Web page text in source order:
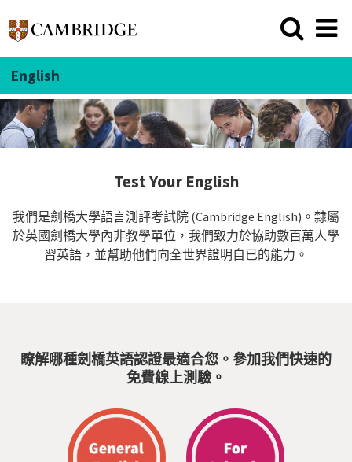
English
Test Your English
我們是劍橋大學語言測評考試院 (Cambridge English)。隸屬
於英國劍橋大學內非教學單位，我們致力於協助數百萬人學
習英語，並幫助他們向全世界證明自已的能力。
瞭解哪種劍橋英語認證最適合您。參加我們快速的
免費線上測驗。